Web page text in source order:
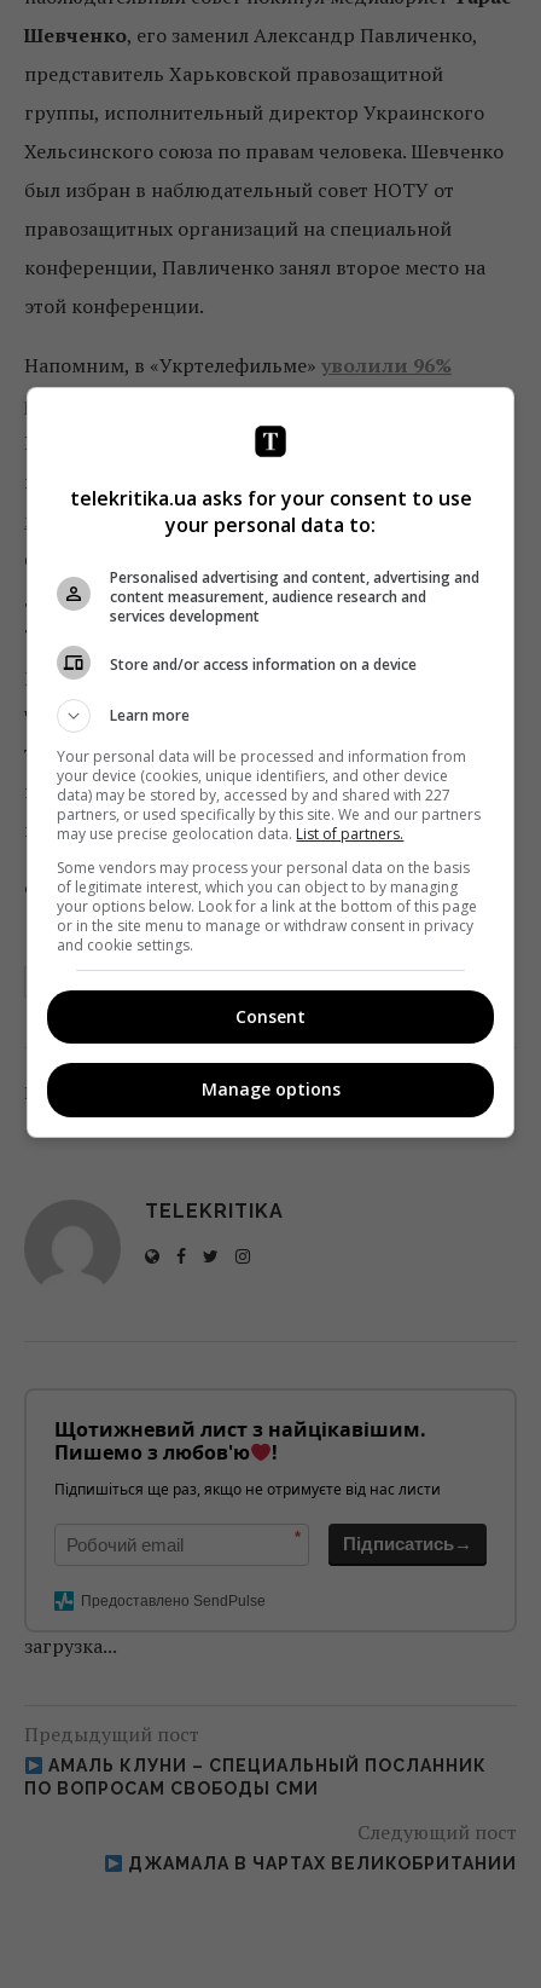
Шевченко, его заменил Александр Павличенко,
представитель Харьковской правозащитной
группы, исполнительный директор Украинского
Хельсинского союза по правам человека. Шевченко
был избран в наблюдательный совет НОТУ от
правозащитных организаций на специальной
конференции, Павличенко занял второе место на
этой конференции.
Напомним, в «Укртелефильме» уволили 96%
работников
НОТУ как продакшен в 2017 году, но вопрос
переносился из-за
комплекса
, построенного на ее территории. 7
февраля экс-директору «Укртелефильма»
детективы НАБУ объявили подозрение в нанесении
70 млн убытков. По версии следствия, бывший
руководитель«Укртелефильма»в сговоре с
частными лицами совершил отчуждение в пользу
третьих лиц имущественных прав на67 объектов
недвижимого имущества (квартиры, нежилые
помещения, паркоместа).
Фото: НОТУ
Поделиться: Facebook Twitter
TELEKRITIKA
Щотижневий лист з найцікавішим.
Пишемо з любов'ю
!
Підпишіться ще раз, якщо не отримуєте від нас листи
* Підписатись→
Предоставлено SendPulse
загрузка...
Предыдущий пост
АМАЛЬ КЛУНИ – СПЕЦИАЛЬНЫЙ ПОСЛАННИК
ПО ВОПРОСАМ СВОБОДЫ СМИ
Следующий пост
ДЖАМАЛА В ЧАРТАХ ВЕЛИКОБРИТАНИИ
telekritika.ua asks for your consent to use
your personal data to:
Personalised advertising and content, advertising and
content measurement, audience research and
services development
Store and/or access information on a device
Learn more
Your personal data will be processed and information from
your device (cookies, unique identifiers, and other device
data) may be stored by, accessed by and shared with 227
partners, or used specifically by this site. We and our partners
may use precise geolocation data. List of partners.
Some vendors may process your personal data on the basis
of legitimate interest, which you can object to by managing
your options below. Look for a link at the bottom of this page
or in the site menu to manage or withdraw consent in privacy
and cookie settings.
Consent
Manage options